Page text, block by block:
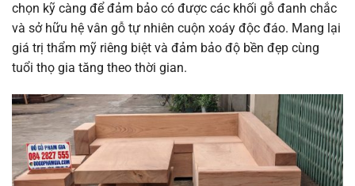
chọn kỹ càng để đảm bảo có được các khối gỗ đanh chắc
và sở hữu hệ vân gỗ tự nhiên cuộn xoáy độc đáo. Mang lại
giá trị thẩm mỹ riêng biệt và đảm bảo độ bền đẹp cùng
tuổi thọ gia tăng theo thời gian.